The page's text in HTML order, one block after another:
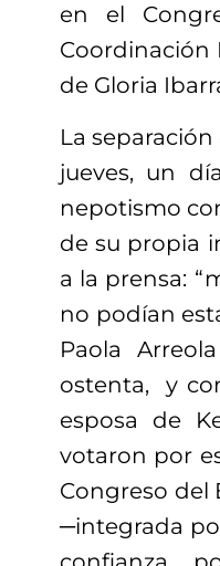
en el
Coordinación
de Gloria
La
jueves, un
nepotismo
de su propia
a la prensa:
no podían
Paola
ostenta, y
esposa de
votaron por
Congreso del
─integrada